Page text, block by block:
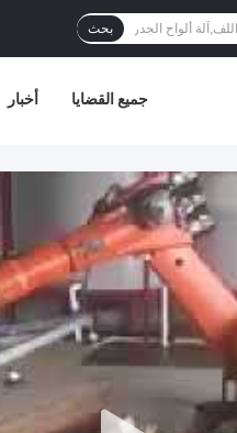
بحث
أخبار جميع القضايا